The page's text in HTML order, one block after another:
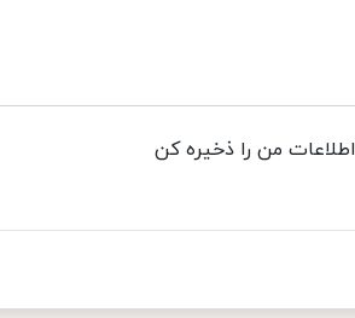
اطلاعات من را ذخیره کن